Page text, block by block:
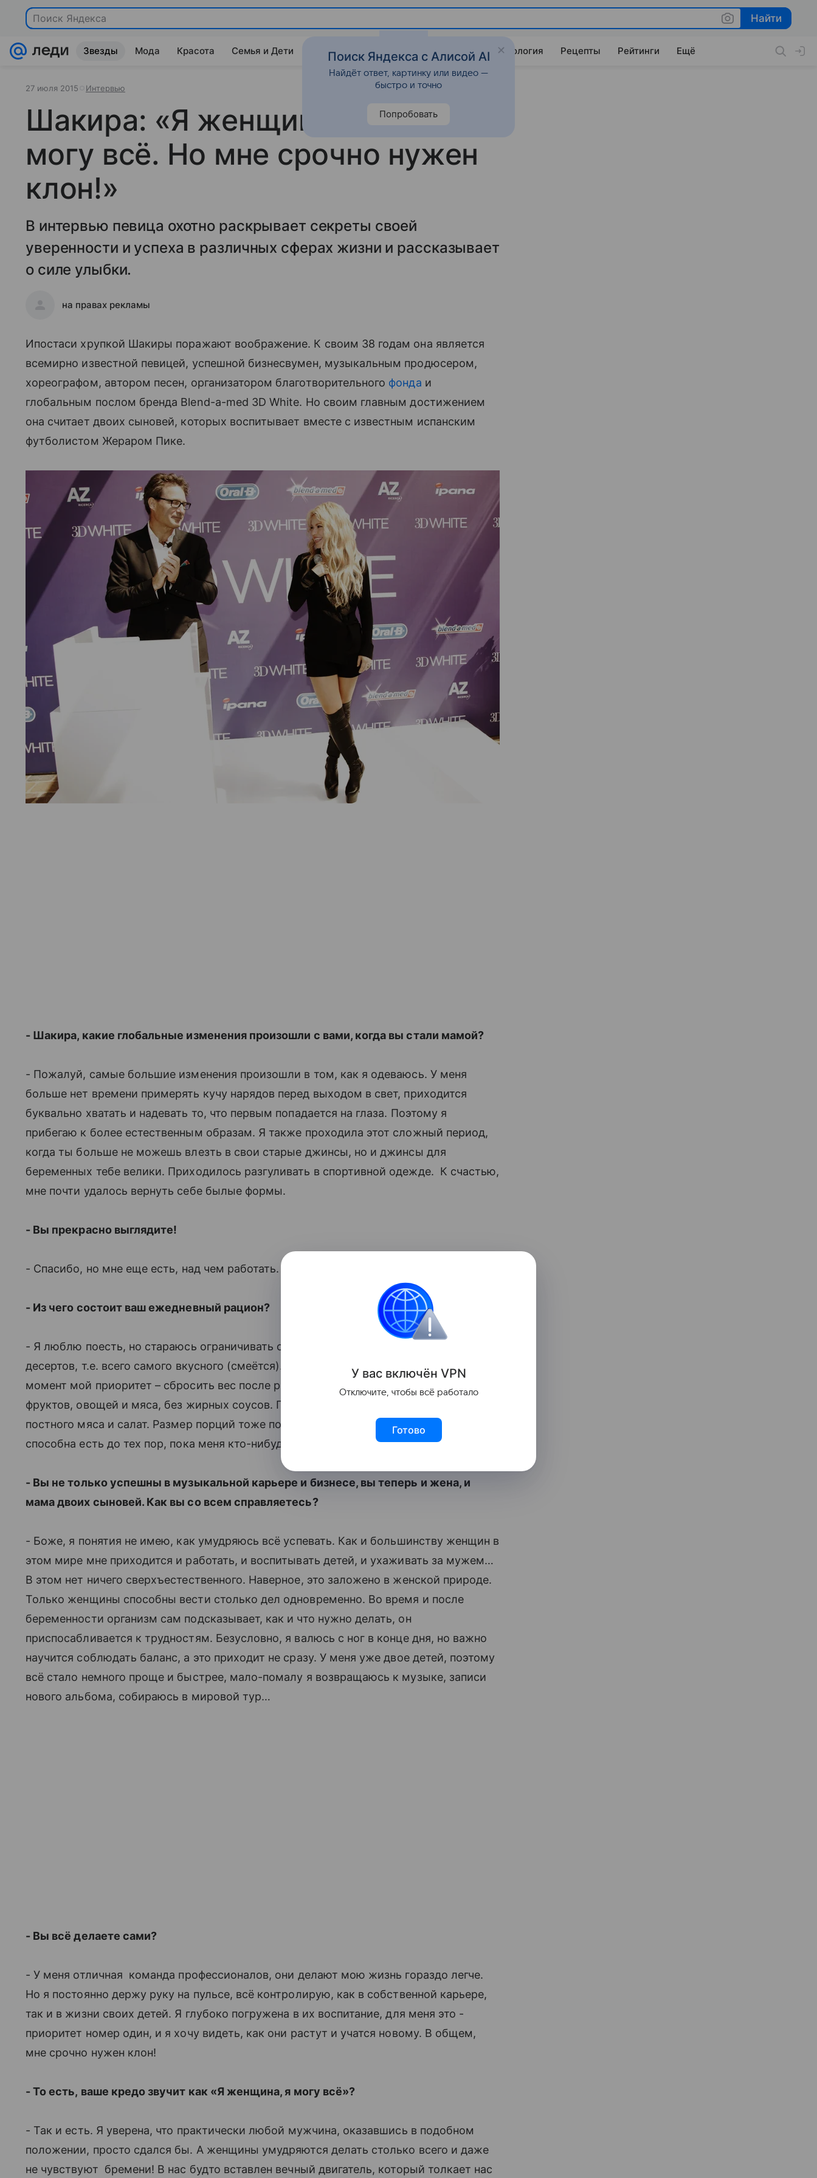
Поиск Яндекса Найти
Найти
Звезды Мода Красота Семья и Дети Дом Гороскопы Стиль жизни Психология Рецепты Рейтинги Ещё
27 июля 2015 Интервью
Шакира: «Я женщина, поэтому
могу всё. Но мне срочно нужен
клон!»
В интервью певица охотно раскрывает секреты своей
уверенности и успеха в различных сферах жизни и рассказывает
о силе улыбки.
на правах рекламы
Ипостаси хрупкой Шакиры поражают воображение. К своим 38 годам она является
всемирно известной певицей, успешной бизнесвумен, музыкальным продюсером,
хореографом, автором песен, организатором благотворительного фонда и
глобальным послом бренда Blend-a-med 3D White. Но своим главным достижением
она считает двоих сыновей, которых воспитывает вместе с известным испанским
футболистом Жераром Пике.
- Шакира, какие глобальные изменения произошли с вами, когда вы стали мамой?
- Пожалуй, самые большие изменения произошли в том, как я одеваюсь. У меня
больше нет времени примерять кучу нарядов перед выходом в свет, приходится
буквально хватать и надевать то, что первым попадается на глаза. Поэтому я
прибегаю к более естественным образам. Я также проходила этот сложный период,
когда ты больше не можешь влезть в свои старые джинсы, но и джинсы для
беременных тебе велики. Приходилось разгуливать в спортивной одежде. К счастью,
мне почти удалось вернуть себе былые формы.
- Вы прекрасно выглядите!
- Спасибо, но мне еще есть, над чем работать.
- Из чего состоит ваш ежедневный рацион?
- Я люблю поесть, но стараюсь ограничивать себя в потреблении жареной пищи,
десертов, т.е. всего самого вкусного (смеётся). Иногда я балую себя, но на данный
момент мой приоритет – сбросить вес после родов. Поэтому диета состоит из
фруктов, овощей и мяса, без жирных соусов. Привычный обед для меня – это 100 гр.
постного мяса и салат. Размер порций тоже под строгим контролем, потому, что я
способна есть до тех пор, пока меня кто-нибудь не одёрнет.
- Вы не только успешны в музыкальной карьере и бизнесе, вы теперь и жена, и
мама двоих сыновей. Как вы со всем справляетесь?
- Боже, я понятия не имею, как умудряюсь всё успевать. Как и большинству женщин в
этом мире мне приходится и работать, и воспитывать детей, и ухаживать за мужем…
В этом нет ничего сверхъестественного. Наверное, это заложено в женской природе.
Только женщины способны вести столько дел одновременно. Во время и после
беременности организм сам подсказывает, как и что нужно делать, он
приспосабливается к трудностям. Безусловно, я валюсь с ног в конце дня, но важно
научится соблюдать баланс, а это приходит не сразу. У меня уже двое детей, поэтому
всё стало немного проще и быстрее, мало-помалу я возвращаюсь к музыке, записи
нового альбома, собираюсь в мировой тур…
- Вы всё делаете сами?
- У меня отличная команда профессионалов, они делают мою жизнь гораздо легче.
Но я постоянно держу руку на пульсе, всё контролирую, как в собственной карьере,
так и в жизни своих детей. Я глубоко погружена в их воспитание, для меня это -
приоритет номер один, и я хочу видеть, как они растут и учатся новому. В общем,
мне срочно нужен клон!
- То есть, ваше кредо звучит как «Я женщина, я могу всё»?
- Так и есть. Я уверена, что практически любой мужчина, оказавшись в подобном
положении, просто сдался бы. А женщины умудряются делать столько всего и даже
не чувствуют бремени! В нас будто вставлен вечный двигатель, который толкает нас
У вас включён VPN
Отключите, чтобы всё работало
Готово
Поиск Яндекса с Алисой AI
Найдёт ответ, картинку или видео —
быстро и точно
Попробовать